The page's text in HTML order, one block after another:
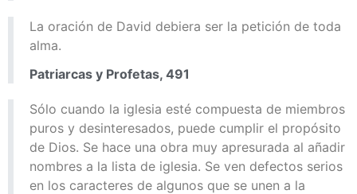
La oración de David debiera ser la petición de toda
alma.
Patriarcas y Profetas, 491
Sólo cuando la iglesia esté compuesta de miembros
puros y desinteresados, puede cumplir el propósito
de Dios. Se hace una obra muy apresurada al añadir
nombres a la lista de iglesia. Se ven defectos serios
en los caracteres de algunos que se unen a la